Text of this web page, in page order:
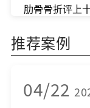
肋骨骨折评上
推荐案例
04/22